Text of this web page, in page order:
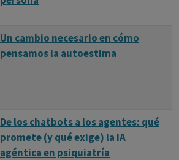
Un cambio necesario en cómo
pensamos la autoestima
De los chatbots a los agentes: qué
promete (y qué exige) la IA
agéntica en psiquiatría